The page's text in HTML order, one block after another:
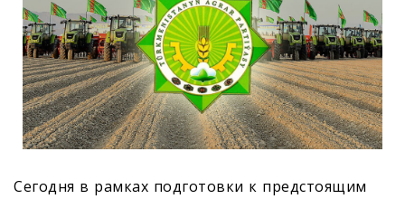
Сегодня в рамках подготовки к предстоящим